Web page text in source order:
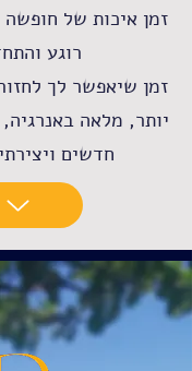
זמן איכות של חופשה
רוגע
זמן שיאפשר לך
יותר, מלאה
חדשים